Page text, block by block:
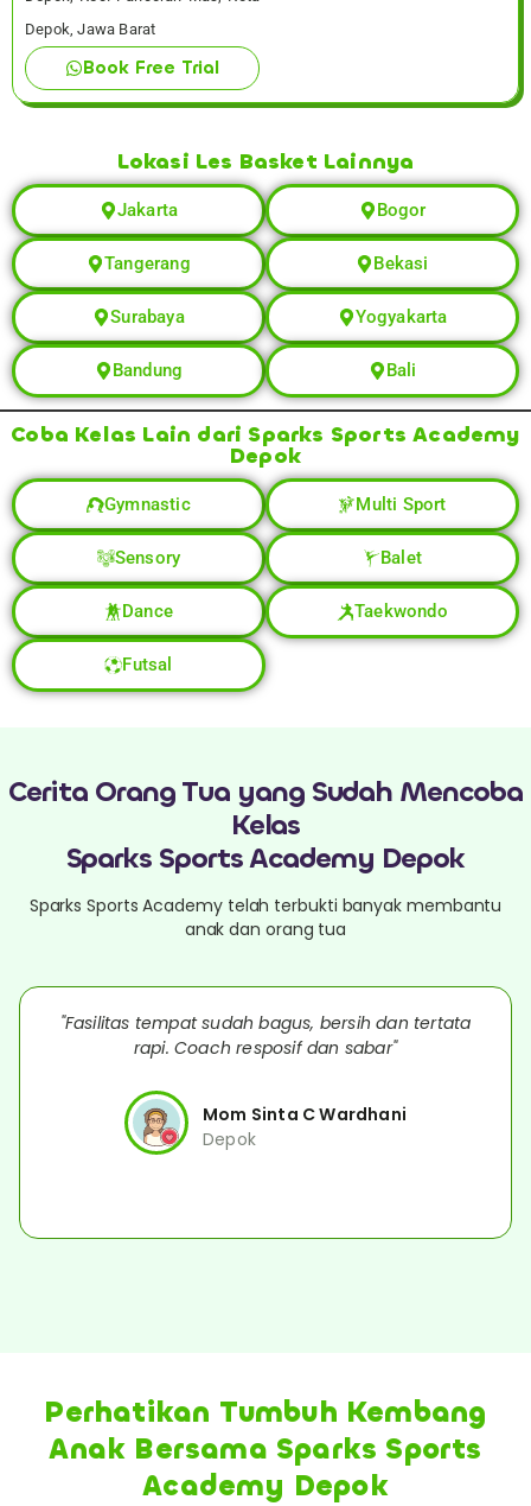
Depok, Jawa Barat
Book Free Trial
Lokasi Les Basket Lainnya
Jakarta Bogor
Tangerang Bekasi
Surabaya Yogyakarta
Bandung Bali
Coba Kelas Lain dari Sparks Sports Academy
Depok
Gymnastic Multi Sport
Sensory Balet
Dance Taekwondo
Futsal
Cerita Orang Tua yang Sudah Mencoba
Kelas
Sparks Sports Academy Depok
Sparks Sports Academy telah terbukti banyak membantu
anak dan orang tua
"Fasilitas tempat sudah bagus, bersih dan tertata
rapi. Coach resposif dan sabar"
Mom Sinta C Wardhani
Depok
Perhatikan Tumbuh Kembang
Anak Bersama Sparks Sports
Academy Depok